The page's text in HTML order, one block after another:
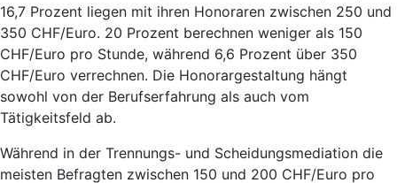
16,7 Prozent liegen mit ihren Honoraren zwischen 250 und
350 CHF/Euro. 20 Prozent berechnen weniger als 150
CHF/Euro pro Stunde, während 6,6 Prozent über 350
CHF/Euro verrechnen. Die Honorargestaltung hängt
sowohl von der Berufserfahrung als auch vom
Tätigkeitsfeld ab.
Während in der Trennungs- und Scheidungsmediation die
meisten Befragten zwischen 150 und 200 CHF/Euro pro